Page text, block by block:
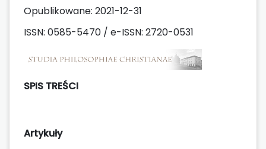
Opublikowane: 2021-12-31
ISSN: 0585-5470 / e-ISSN: 2720-0531
SPIS TREŚCI
Artykuły